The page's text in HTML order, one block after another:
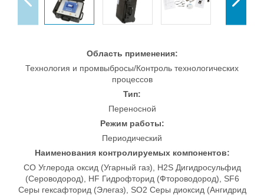
Область применения:
Технология и промвыбросы/Контроль технологических
процессов
Тип:
Переносной
Режим работы:
Периодический
Наименования контролируемых компонентов:
CO Углерода оксид (Угарный газ), H2S Дигидросульфид
(Сероводород), HF Гидрофторид (Фтороводород), SF6
Серы гексафторид (Элегаз), SO2 Серы диоксид (Ангидрид